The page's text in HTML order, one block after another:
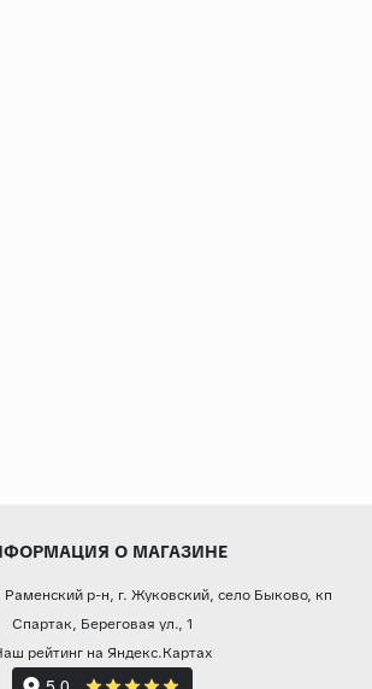
О МАГАЗИНЕ
Раменский р-н, г. Жуковский, село Быково, кп
Спартак, Береговая ул., 1
рейтинг на Яндекс.Картах